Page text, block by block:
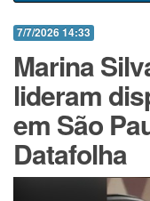
7/7/2026 14:33
Marina
lideram
em São
Datafolha